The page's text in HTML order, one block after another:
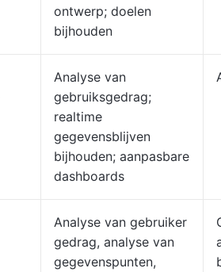
ontwerp; doelen
bijhouden
Analyse van
gebruiksgedrag;
realtime
gegevensblijven
bijhouden; aanpasbare
dashboards
Analyse van gebruiker
gedrag, analyse van
gegevenspunten,